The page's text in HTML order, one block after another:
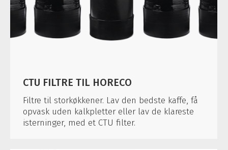
CTU FILTRE TIL HORECO
Filtre til storkøkkener. Lav den bedste kaffe, få
opvask uden kalkpletter eller lav de klareste
isterninger, med et CTU filter.